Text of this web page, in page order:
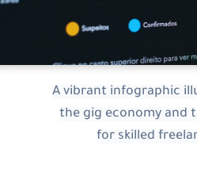
A vibrant
the gig economy
for skilled